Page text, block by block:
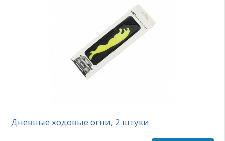
Дневные ходовые огни, 2 штуки